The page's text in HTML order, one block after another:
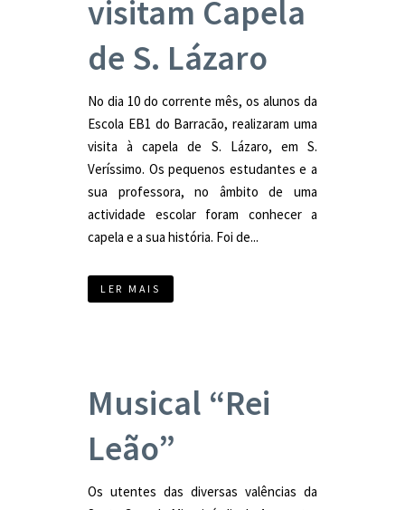
visitam Capela
de S. Lázaro
No dia 10 do corrente mês, os alunos da
Escola EB1 do Barracão, realizaram uma
visita à capela de S. Lázaro, em S.
Veríssimo. Os pequenos estudantes e a
sua professora, no âmbito de uma
actividade escolar foram conhecer a
capela e a sua história. Foi de...
LER MAIS
Musical “Rei
Leão”
Os utentes das diversas valências da